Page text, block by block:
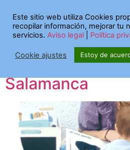
Categoría:
Punto de
Territorio del
Salamanca
Este sitio web utiliza Cookies
recopilar información, mejorar tu
servicios. Aviso legal Política
Cookie ajustes Estoy de